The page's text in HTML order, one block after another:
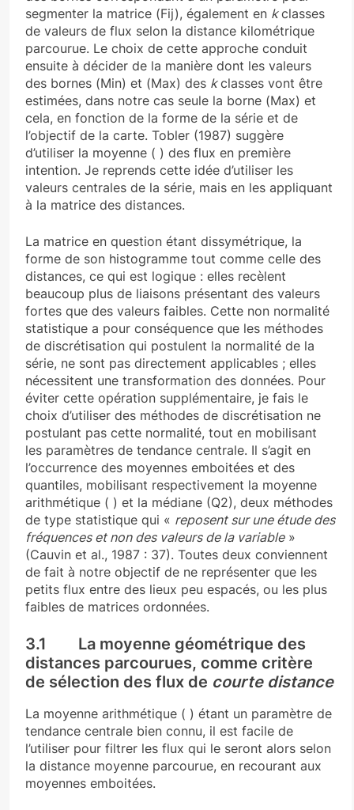
segmenter la matrice (Fij), également en kclasses
de valeurs de flux selon la distance kilométrique
parcourue. Le choix de cette approche conduit
ensuite à décider de la manière dont les valeurs
des bornes (Min) et (Max) des kclasses vont être
estimées, dans notre cas seule la borne (Max) et
cela, en fonction de la forme de la série et de
l’objectif de la carte. Tobler (1987) suggère
d’utiliser la moyenne ( ) des flux en première
intention. Je reprends cette idée d’utiliser les
valeurs centrales de la série, mais en les appliquant
à la matrice des distances.
La matrice en question étant dissymétrique, la
forme de son histogramme tout comme celle des
distances, ce qui est logique : elles recèlent
beaucoup plus de liaisons présentant des valeurs
fortes que des valeurs faibles. Cette non normalité
statistique a pour conséquence que les méthodes
de discrétisation qui postulent la normalité de la
série, ne sont pas directement applicables ; elles
nécessitent une transformation des données. Pour
éviter cette opération supplémentaire, je fais le
choix d’utiliser des méthodes de discrétisation ne
postulant pas cette normalité, tout en mobilisant
les paramètres de tendance centrale. Il s’agit en
l’occurrence des moyennes emboitées et des
quantiles, mobilisant respectivement la moyenne
arithmétique ( ) et la médiane (Q2), deux méthodes
de type statistique qui « reposent sur une étude des
fréquences et non des valeurs de la variable»
(Cauvin et al., 1987 : 37). Toutes deux conviennent
de fait à notre objectif de ne représenter que les
petits flux entre des lieux peu espacés, ou les plus
faibles de matrices ordonnées.
3.1 La moyenne géométrique des
distances parcourues, comme critère
de sélection des flux de courte distance
La moyenne arithmétique ( ) étant un paramètre de
tendance centrale bien connu, il est facile de
l’utiliser pour filtrer les flux qui le seront alors selon
la distance moyenne parcourue, en recourant aux
moyennes emboitées.